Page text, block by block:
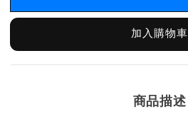
加入購物車
商品描述